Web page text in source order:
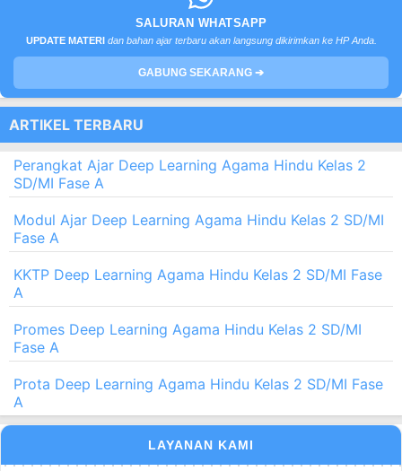
SALURAN WHATSAPP
UPDATE MATERI dan bahan ajar terbaru akan langsung dikirimkan ke HP Anda.
GABUNG SEKARANG ➔
ARTIKEL TERBARU
Perangkat Ajar Deep Learning Agama Hindu Kelas 2
SD/MI Fase A
Modul Ajar Deep Learning Agama Hindu Kelas 2 SD/MI
Fase A
KKTP Deep Learning Agama Hindu Kelas 2 SD/MI Fase
A
Promes Deep Learning Agama Hindu Kelas 2 SD/MI
Fase A
Prota Deep Learning Agama Hindu Kelas 2 SD/MI Fase
A
LAYANAN KAMI